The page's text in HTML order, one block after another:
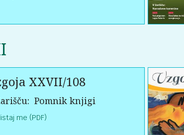
XXVII/108
Pomnik knjigi
me (PDF)